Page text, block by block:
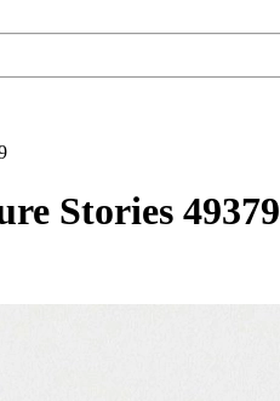
Stories 49379